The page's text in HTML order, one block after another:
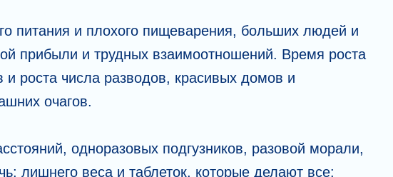
питания и плохого пищеварения, больших людей и
прибыли и трудных взаимоотношений. Время роста
роста числа разводов, красивых домов и
очагов.
одноразовых подгузников, разовой морали,
лишнего веса и таблеток, которые делают все: